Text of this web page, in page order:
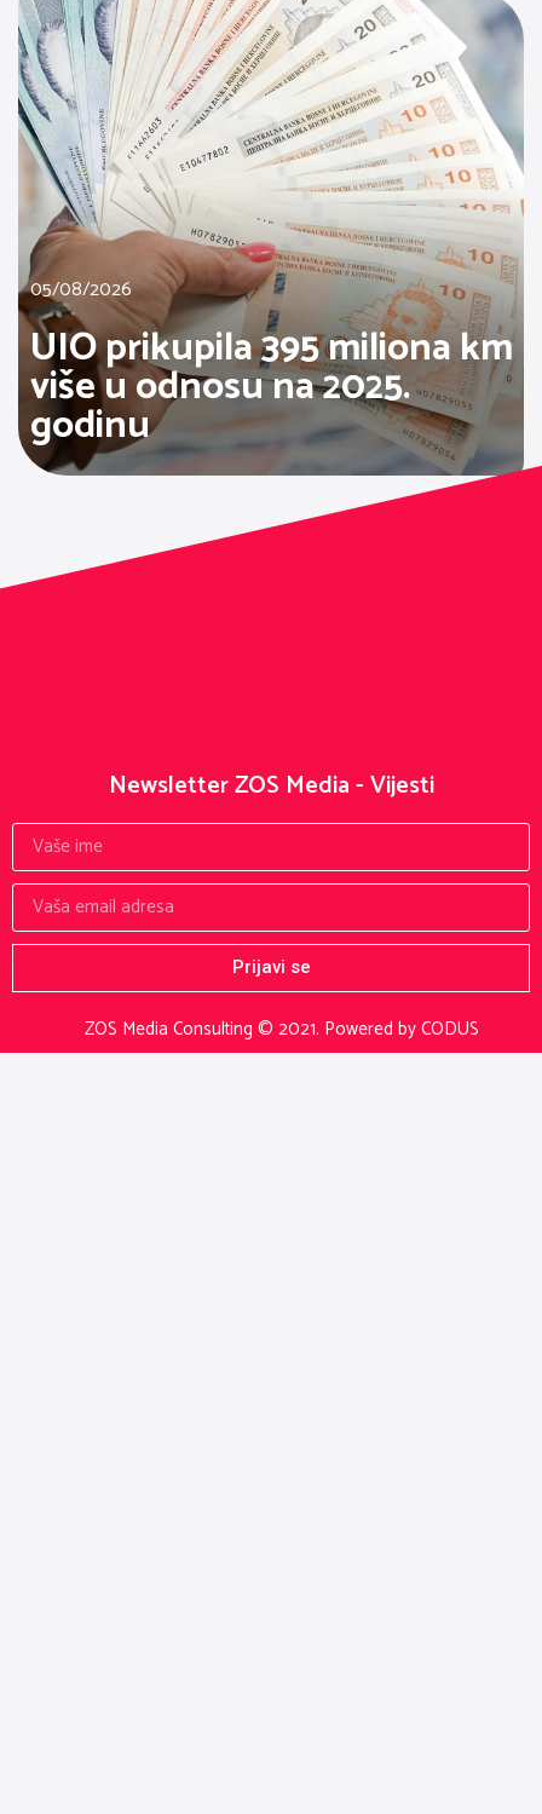
05/08/2026
UIO prikupila 395 miliona km
više u odnosu na 2025.
godinu
ZOS Media Consulting © 2021. Powered by CODUS
Newsletter ZOS Media - Vijesti
Prijavi se